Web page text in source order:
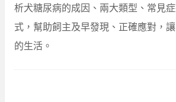
析犬糖尿病的成因、兩大類型、常見
式，幫助飼主及早發現、正確應對，
的生活。